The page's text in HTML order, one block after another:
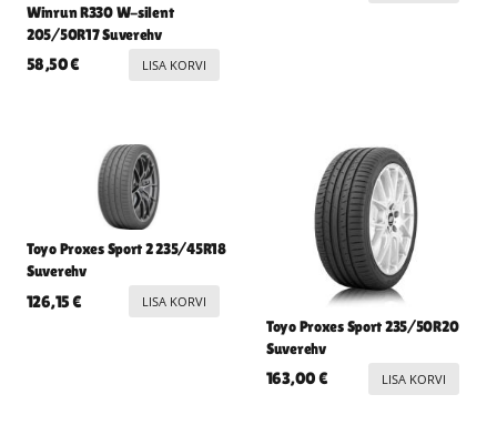
Winrun R330 W-silent
205/50R17 Suverehv
58,50€ LISA KORVI
Toyo Proxes Sport 2 235/45R18
Suverehv
126,15€ LISA KORVI
Toyo Proxes Sport 235/50R20
Suverehv
163,00€ LISA KORVI